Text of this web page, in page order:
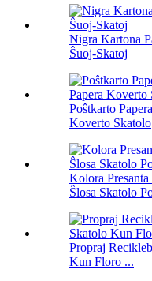
Nigra Kartona
Ŝuoj-Skatoj
Poŝtkarto
Koverto Skatolo
Kolora
Ŝlosa Skatolo
Propraj
Kun Floro ...